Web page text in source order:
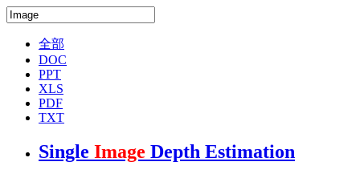
全部
DOC
PPT
XLS
PDF
TXT
Single Image Depth Estimation